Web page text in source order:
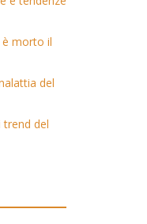
è morto il
del
trend del